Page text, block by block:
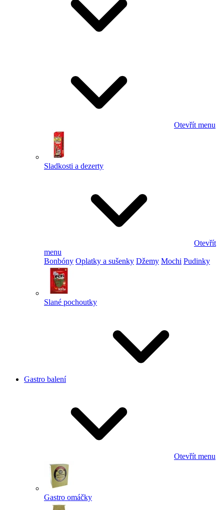
Otevřít menu
Sladkosti a dezerty
Otevřít
menu
Bonbóny Oplatky a sušenky Džemy Mochi Pudinky
Slané pochoutky
Gastro balení
Otevřít menu
Gastro omáčky